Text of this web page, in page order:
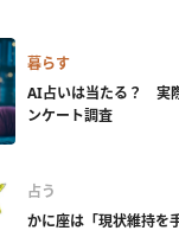
暮らす
AI占いは当たる？ 実
ンケート調査
占う
かに座は「現状維持を